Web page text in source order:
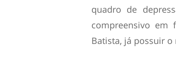
quadro de
compreensivo em
Batista, já possuir